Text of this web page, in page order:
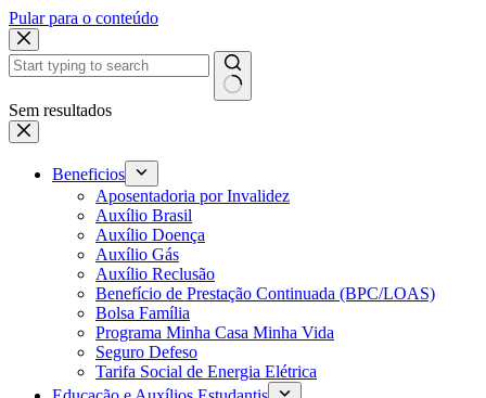
Pular para o conteúdo
Sem resultados
Beneficios
Aposentadoria por Invalidez
Auxílio Brasil
Auxílio Doença
Auxílio Gás
Auxílio Reclusão
Benefício de Prestação Continuada (BPC/LOAS)
Bolsa Família
Programa Minha Casa Minha Vida
Seguro Defeso
Tarifa Social de Energia Elétrica